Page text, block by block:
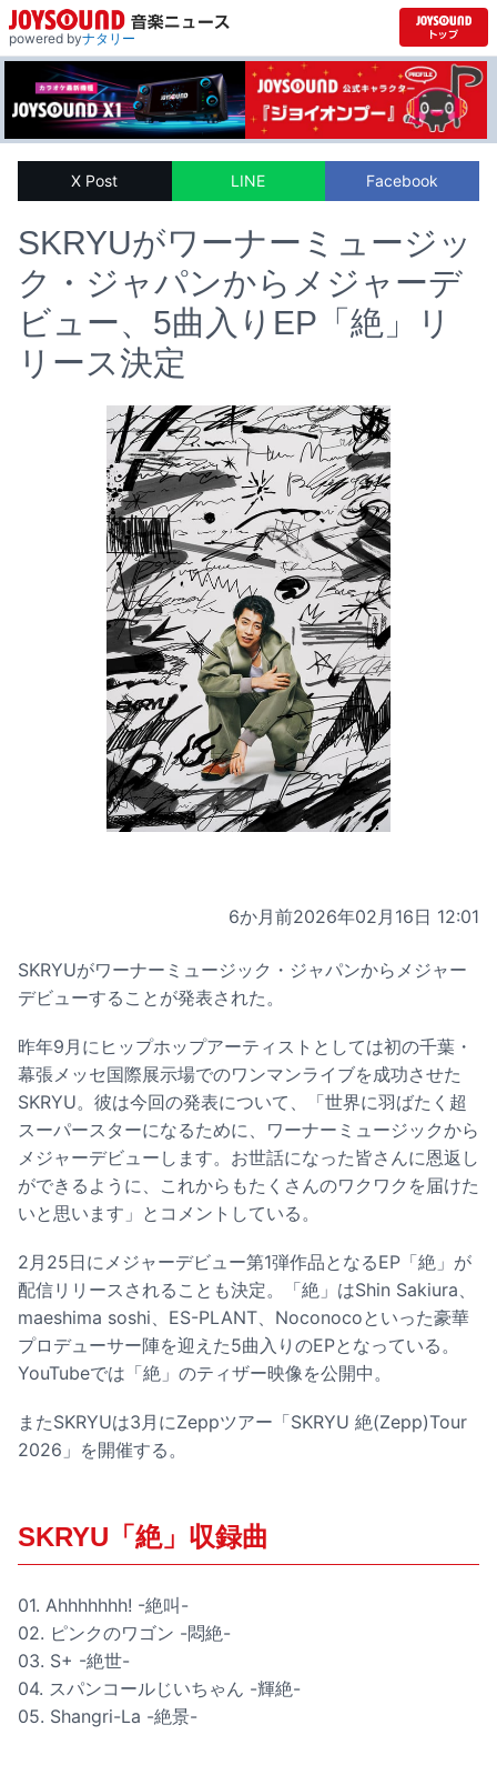
powered byナタリー
X Post LINE Facebook
SKRYUがワーナーミュージッ
ク・ジャパンからメジャーデ
ビュー、5曲入りEP「絶」リ
リース決定
6か月前2026年02月16日 12:01
SKRYUがワーナーミュージック・ジャパンからメジャー
デビューすることが発表された。
昨年9月にヒップホップアーティストとしては初の千葉・
幕張メッセ国際展示場でのワンマンライブを成功させた
SKRYU。彼は今回の発表について、「世界に羽ばたく超
スーパースターになるために、ワーナーミュージックから
メジャーデビューします。お世話になった皆さんに恩返し
ができるように、これからもたくさんのワクワクを届けた
いと思います」とコメントしている。
2月25日にメジャーデビュー第1弾作品となるEP「絶」が
配信リリースされることも決定。「絶」はShin Sakiura、
maeshima soshi、ES-PLANT、Noconocoといった豪華
プロデューサー陣を迎えた5曲入りのEPとなっている。
YouTubeでは「絶」のティザー映像を公開中。
またSKRYUは3月にZeppツアー「SKRYU 絶(Zepp)Tour
2026」を開催する。
SKRYU「絶」収録曲
01. Ahhhhhhh! -絶叫-
02. ピンクのワゴン -悶絶-
03. S+ -絶世-
04. スパンコールじいちゃん -輝絶-
05. Shangri-La -絶景-